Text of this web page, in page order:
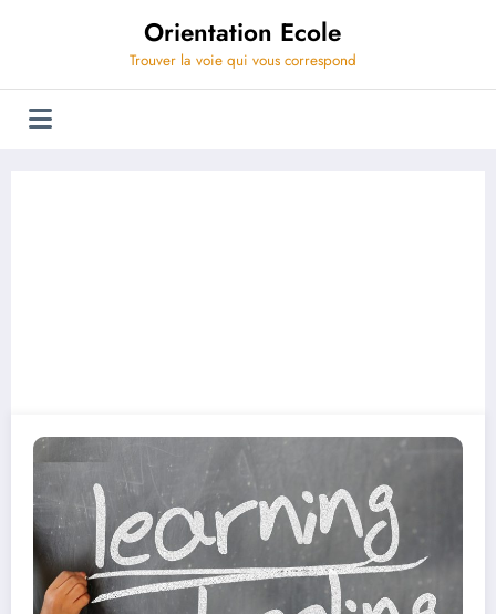
Orientation Ecole
Trouver la voie qui vous correspond